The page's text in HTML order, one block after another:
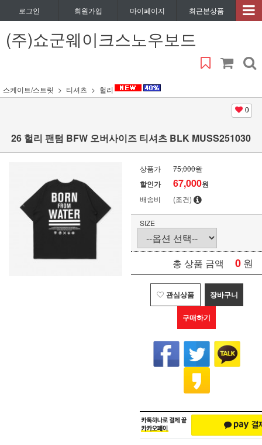
로그인 회원가입 마이페이지 최근본상품
(주)쇼군웨이크스노우보드
스케이트/스트릿 티셔츠 헐리
0
26 헐리 팬텀 BFW 오버사이즈 티셔츠 BLK MUSS251030
상품가 75,000원
할인가 67,000원
배송비 (조건)
SIZE
총 상품 금액 0 원
관심상품 장바구니
구매하기